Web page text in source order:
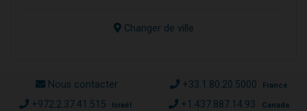
Changer de ville
Nous contacter +33.1.80.20.5000 France
+972.2.37.41.515 Israël +1.437.887.14.93 Canada